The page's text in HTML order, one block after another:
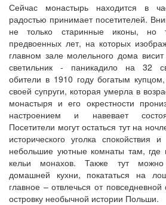
Сейчас монастырь находится в
радостью принимает посетителей.
не только старинные иконы, но
предвоенных лет, на которых
главном зале молельного дома
светильник - паникадило на 32
обители в 1910 году богатым
своей супруги, которая умерла в
монастыря и его окрестности
настроением и навевает
Посетители могут остаться тут на
исторического уголка спокойствия
небольшие уютные комнаты там, где
кельи монахов. Также тут можно
домашней кухни, покататься на
главное – отвлечься от
островку необычной истории Польши.